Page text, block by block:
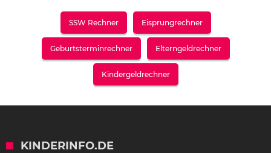
SSW Rechner Eisprungrechner
Geburtsterminrechner Elterngeldrechner
Kindergeldrechner
KINDERINFO.DE